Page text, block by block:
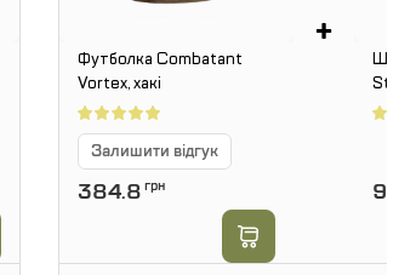
Футболка Combatant
Vortex, хакі
Залишити відгук
384.8 грн
+
Stop